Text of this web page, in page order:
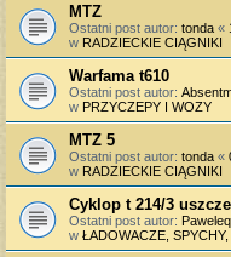
MTZ
Ostatni post autor: tonda «
w RADZIECKIE CIĄGNIKI
Warfama t610
Ostatni post autor:
w PRZYCZEPY I WOZY
MTZ 5
Ostatni post autor: tonda «
w RADZIECKIE CIĄGNIKI
Cyklop t 214/3
Ostatni post autor:
w ŁADOWACZE, SPYCHY,